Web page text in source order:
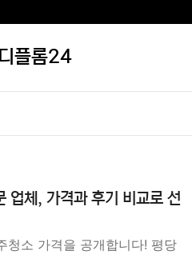
디플롬24
업체, 가격과 후기 비교로 선
청소 가격을 공개합니다! 평당